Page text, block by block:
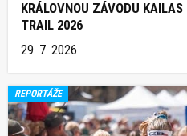
KRÁLOVNOU ZÁVODU
TRAIL 2026
29. 7. 2026
REPORTÁŽE